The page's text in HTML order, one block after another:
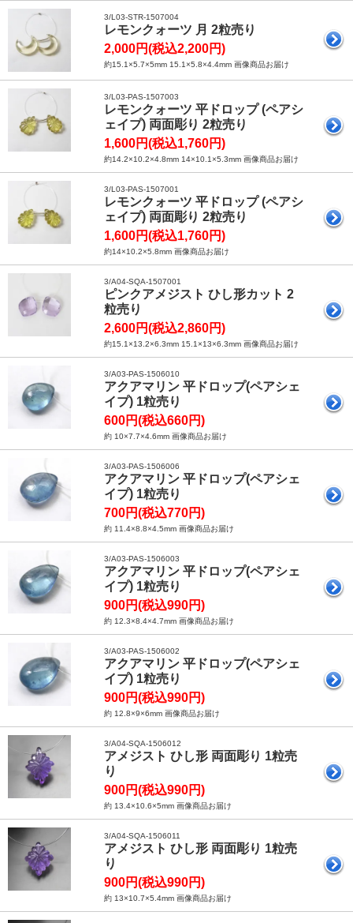
3/L03-STR-1507004
レモンクォーツ 月 2粒売り
2,000円(税込2,200円)
約15.1×5.7×5mm 15.1×5.8×4.4mm 画像商品お届け
3/L03-PAS-1507003
レモンクォーツ 平ドロップ (ペアシ
ェイプ) 両面彫り 2粒売り
1,600円(税込1,760円)
約14.2×10.2×4.8mm 14×10.1×5.3mm 画像商品お届け
3/L03-PAS-1507001
レモンクォーツ 平ドロップ (ペアシ
ェイプ) 両面彫り 2粒売り
1,600円(税込1,760円)
約14×10.2×5.8mm 画像商品お届け
3/A04-SQA-1507001
ピンクアメジスト ひし形カット 2
粒売り
2,600円(税込2,860円)
約15.1×13.2×6.3mm 15.1×13×6.3mm 画像商品お届け
3/A03-PAS-1506010
アクアマリン 平ドロップ(ペアシェ
イプ) 1粒売り
600円(税込660円)
約 10×7.7×4.6mm 画像商品お届け
3/A03-PAS-1506006
アクアマリン 平ドロップ(ペアシェ
イプ) 1粒売り
700円(税込770円)
約 11.4×8.8×4.5mm 画像商品お届け
3/A03-PAS-1506003
アクアマリン 平ドロップ(ペアシェ
イプ) 1粒売り
900円(税込990円)
約 12.3×8.4×4.7mm 画像商品お届け
3/A03-PAS-1506002
アクアマリン 平ドロップ(ペアシェ
イプ) 1粒売り
900円(税込990円)
約 12.8×9×6mm 画像商品お届け
3/A04-SQA-1506012
アメジスト ひし形 両面彫り 1粒売
り
900円(税込990円)
約 13.4×10.6×5mm 画像商品お届け
3/A04-SQA-1506011
アメジスト ひし形 両面彫り 1粒売
り
900円(税込990円)
約 13×10.7×5.4mm 画像商品お届け